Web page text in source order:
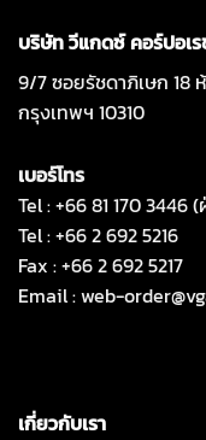
บริษัท วีแกดซ์ คอร์ปอเ
9/7 ซอยรัชดาภิเษก 18
กรุงเทพฯ 10310
เบอร์โทร
Tel : +66 81 170 3446
Tel : +66 2 692 5216
Fax : +66 2 692 5217
Email :web-
เกี่ยวกับเรา